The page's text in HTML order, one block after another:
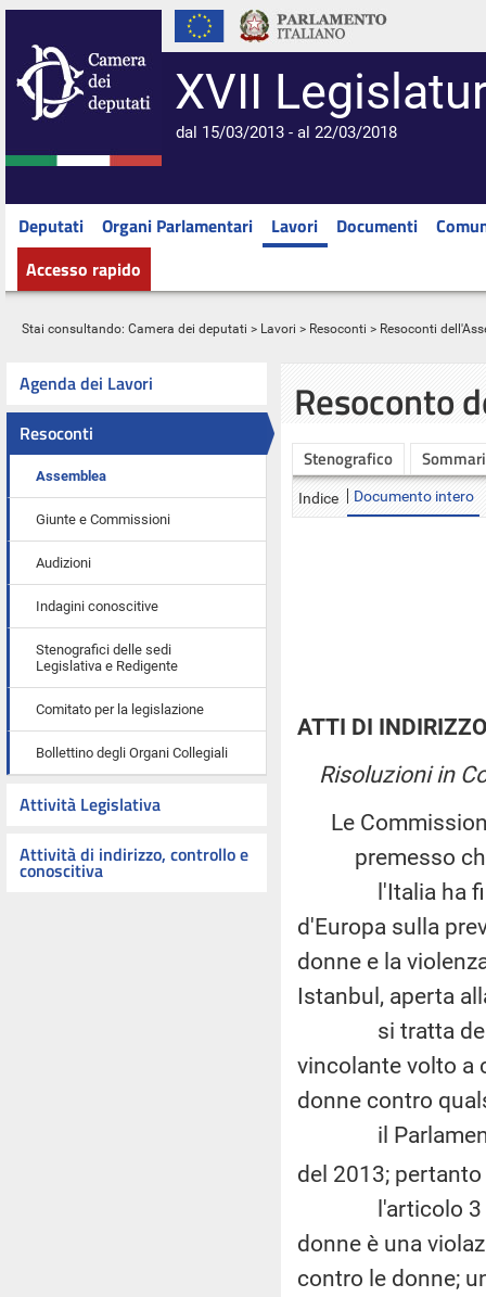
XVII
dal 15/03/2013 - al 22/03/2018
Deputati Organi Parlamentari Lavori Documenti
Accesso rapido
Stai consultando: Camera dei deputati > Lavori > Resoconti > Resoconti
Agenda dei Lavori
Resoconti
Assemblea
Giunte e Commissioni
Audizioni
Indagini conoscitive
Stenografici delle sedi
Legislativa e Redigente
Comitato per la legislazione
Bollettino degli Organi Collegiali
Attività Legislativa
Attività di indirizzo, controllo e
conoscitiva
Resoconto
Stenografico
Indice Documento intero
ATTI DI
Risoluzioni in
Le
premesso
l'Italia ha
d'Europa sulla
donne e la
Istanbul, aperta
si tratta del
vincolante volto a
donne contro
il Parlamento
del 2013;
l'articolo 3
donne è una
contro le donne;